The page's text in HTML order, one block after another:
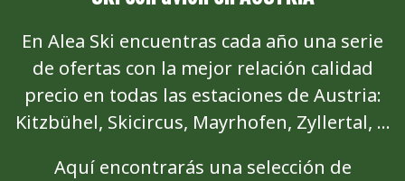
En Alea Ski encuentras cada año una serie
de ofertas con la mejor relación calidad
precio en todas las estaciones de Austria:
Kitzbühel, Skicircus, Mayrhofen, Zyllertal, ...
Aquí encontrarás una selección de